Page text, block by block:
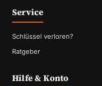
Service
Schlüssel verloren?
Ratgeber
Hilfe & Konto